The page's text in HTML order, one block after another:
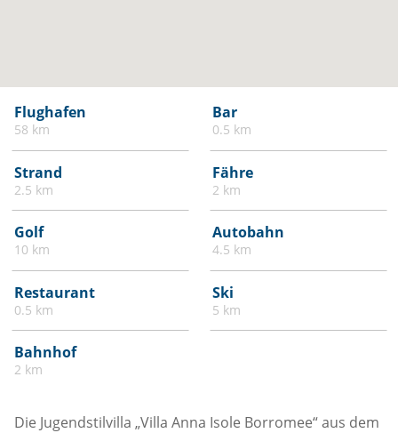
Flughafen
58 km
Bar
0.5 km
Strand
2.5 km
Fähre
2 km
Golf
10 km
Autobahn
4.5 km
Restaurant
0.5 km
Ski
5 km
Bahnhof
2 km
Die Jugendstilvilla „Villa Anna Isole Borromee“ aus dem